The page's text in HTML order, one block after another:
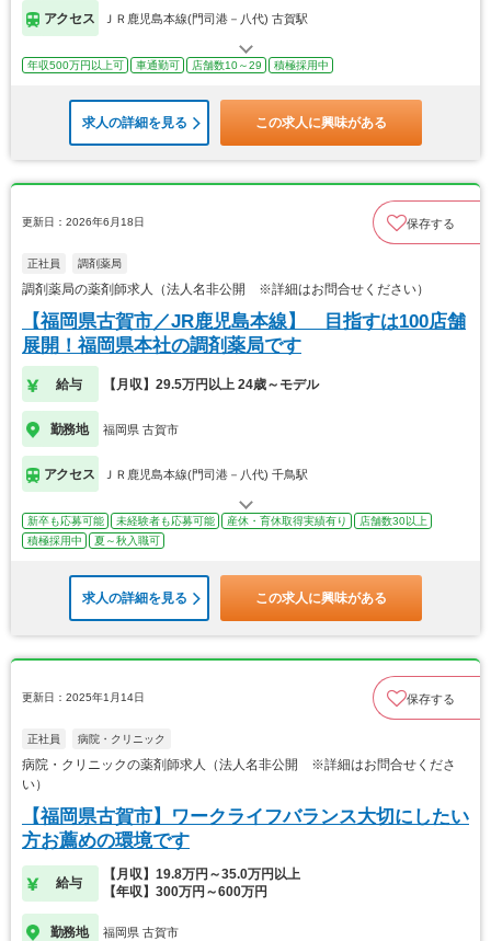
アクセス ＪＲ鹿児島本線(門司港－八代) 古賀駅
年収500万円以上可 車通勤可 店舗数10～29 積極採用中
求人の詳細を見る この求人に興味がある
更新日：2026年6月18日 保存する
正社員 調剤薬局
調剤薬局の薬剤師求人（法人名非公開 ※詳細はお問合せください）
【福岡県古賀市／JR鹿児島本線】 目指すは100店舗
展開！福岡県本社の調剤薬局です
給与 【月収】29.5万円以上 24歳～モデル
勤務地 福岡県 古賀市
アクセス ＪＲ鹿児島本線(門司港－八代) 千鳥駅
新卒も応募可能 未経験者も応募可能 産休・育休取得実績有り
店舗数30以上
積極採用中
夏～秋入職可
求人の詳細を見る この求人に興味がある
更新日：2025年1月14日 保存する
正社員 病院・クリニック
病院・クリニックの薬剤師求人（法人名非公開 ※詳細はお問合せくださ
い）
【福岡県古賀市】ワークライフバランス大切にしたい
方お薦めの環境です
給与
【月収】19.8万円～35.0万円以上
【年収】300万円～600万円
勤務地 福岡県 古賀市